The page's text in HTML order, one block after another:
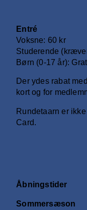
Entré
Voksne: 60 kr
Studerende
Børn (0-17 år):
Der ydes rabat
kort og for
Rundetaarn er
Card.
Åbningstider
Sommersæson